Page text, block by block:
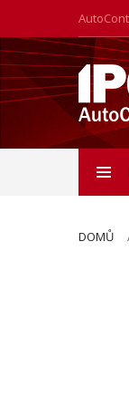
DOMŮ